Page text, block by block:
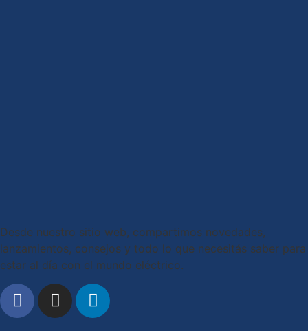
Desde nuestro sitio web, compartimos novedades,
lanzamientos, consejos y todo lo que necesitás saber para
estar al día con el mundo eléctrico.